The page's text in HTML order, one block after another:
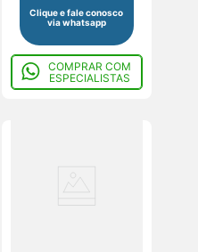
Clique e fale conosco
via whatsapp
COMPRAR COM
ESPECIALISTAS